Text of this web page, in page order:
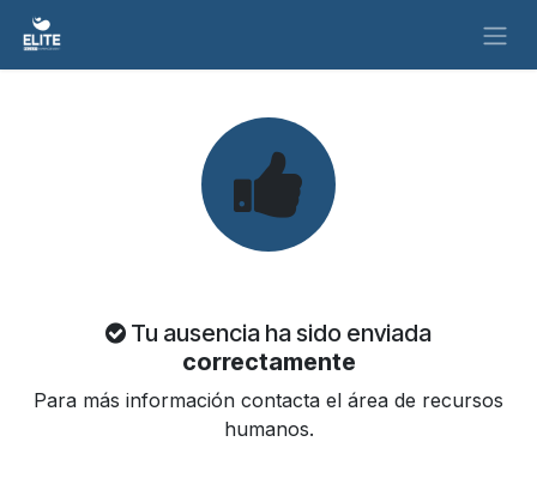
Ir al contenido
Tu ausencia ha sido enviada
correctamente
Para más información contacta el área de recursos
humanos.